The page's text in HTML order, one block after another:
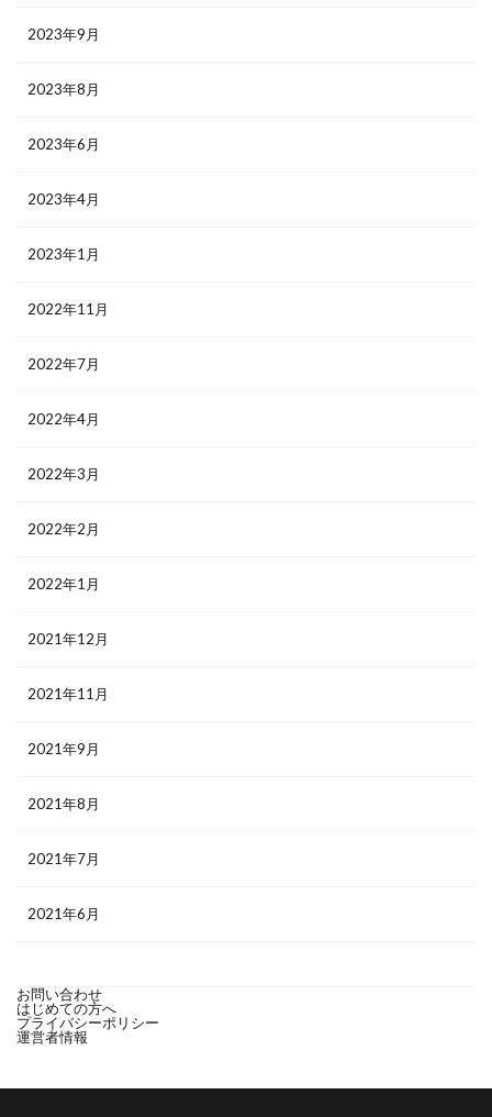
2023年9月
2023年8月
2023年6月
2023年4月
2023年1月
2022年11月
2022年7月
2022年4月
2022年3月
2022年2月
2022年1月
2021年12月
2021年11月
2021年9月
2021年8月
2021年7月
2021年6月
お問い合わせ
はじめての方へ
プライバシーポリシー
運営者情報